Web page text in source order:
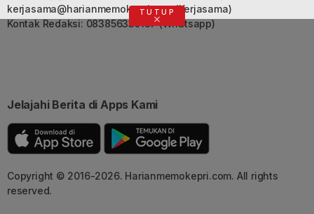
kerjasama@harianmemokepri.com(Kerjasama)
Kontak Redaksi: 083856335187 (Whatsapp)
Jelajahi Berita di Apps Kami
Copyright © 2016-2026. Harianmemokepri.com. All rights
reserved.
TUTUP